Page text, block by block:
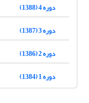
دوره 4 (1388)
دوره 3 (1387)
دوره 2 (1386)
دوره 1 (1384)